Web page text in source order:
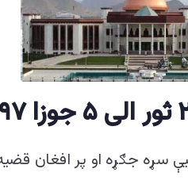
سړه جګړه او پر افغان